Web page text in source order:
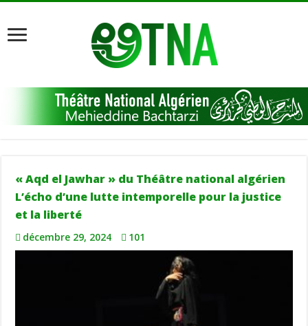
« Aqd el Jawhar » du Théâtre national algérien
L’écho d’une lutte intemporelle pour la justice
et la liberté
décembre 29, 2024 101